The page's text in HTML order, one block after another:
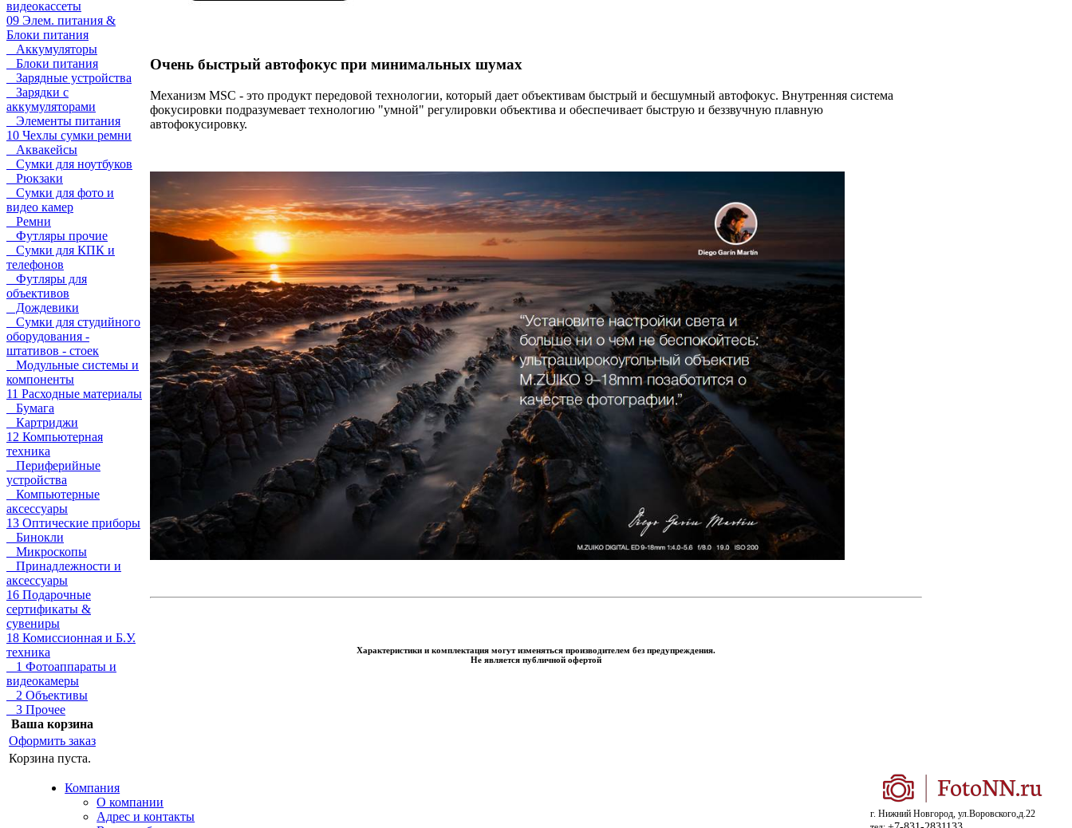
видеокассеты
09 Элем. питания &
Блоки питания
Аккумуляторы
Блоки питания
Зарядные устройства
Зарядки с
аккумуляторами
Элементы питания
10 Чехлы сумки ремни
Аквакейсы
Сумки для ноутбуков
Рюкзаки
Сумки для фото и
видео камер
Ремни
Футляры прочие
Сумки для КПК и
телефонов
Футляры для
объективов
Дождевики
Сумки для студийного
оборудования -
штативов - стоек
Модульные системы и
компоненты
11 Расходные материалы
Бумага
Картриджи
12 Компьютерная
техника
Периферийные
устройства
Компьютерные
аксессуары
13 Оптические приборы
Бинокли
Микроскопы
Принадлежности и
аксессуары
16 Подарочные
сертификаты &
сувениры
18 Комиссионная и Б.У.
техника
1 Фотоаппараты и
видеокамеры
2 Объективы
3 Прочее
Ваша корзина
Оформить заказ
Корзина пуста.
Очень быстрый автофокус при минимальных шумах
Механизм MSC - это продукт передовой технологии, который дает объективам быстрый и бесшумный автофокус. Внутренняя система
фокусировки подразумевает технологию "умной" регулировки объектива и обеспечивает быструю и беззвучную плавную
автофокусировку.
Характеристики и комплектация могут изменяться производителем без предупреждения.
Не является публичной офертой
Компания
О компании
Адрес и контакты
г. Нижний Новгород, ул.Воровского,д.22